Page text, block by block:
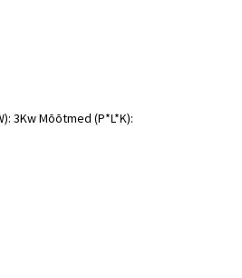
3Kw Mõõtmed (P*L*K):